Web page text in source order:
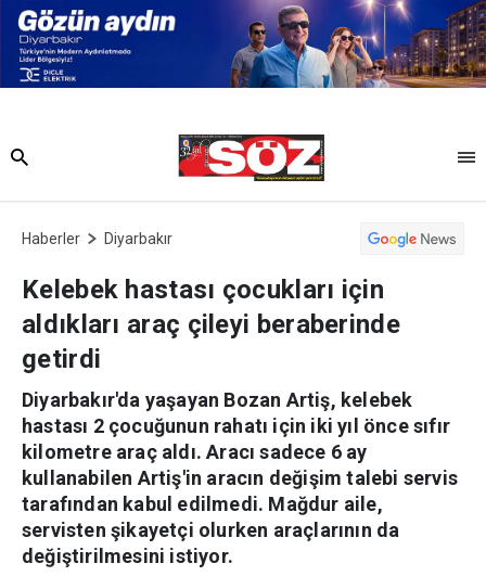
Haberler Diyarbakır
Kelebek hastası çocukları için
aldıkları araç çileyi beraberinde
getirdi
Diyarbakır'da yaşayan Bozan Artiş, kelebek
hastası 2 çocuğunun rahatı için iki yıl önce sıfır
kilometre araç aldı. Aracı sadece 6 ay
kullanabilen Artiş'in aracın değişim talebi servis
tarafından kabul edilmedi. Mağdur aile,
servisten şikayetçi olurken araçlarının da
değiştirilmesini istiyor.